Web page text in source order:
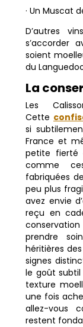
· Un Muscat
D’autres
s’accorder
soient
du
La
Les
Cette
si
France et
petite fierté
comme
fabriquées
peu plus
avez envie
reçu en
prendre
héritières
signes
le goût
texture
une fois
allez-vous
restent